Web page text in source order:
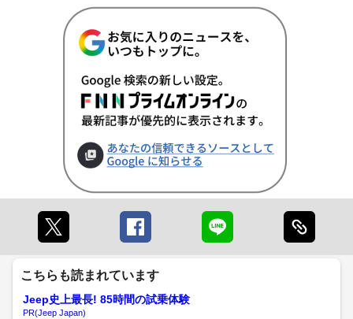
こちらも読まれています
Jeep史上最長! 85時間の試乗体験
PR(Jeep Japan)